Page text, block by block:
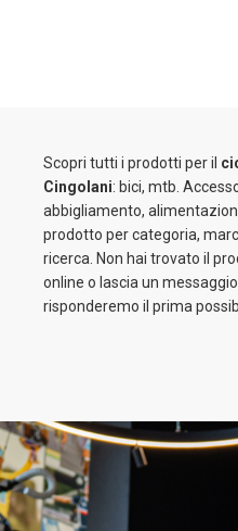
Scopri tutti i prodotti per il
Cingolani: bici, mtb.
abbigliamento,
prodotto per categoria,
ricerca. Non hai trovato il
online o lascia un
risponderemo il prima